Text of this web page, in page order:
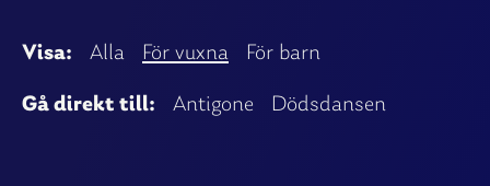
Visa: Alla För vuxna För barn
Gå direkt till: Antigone Dödsdansen